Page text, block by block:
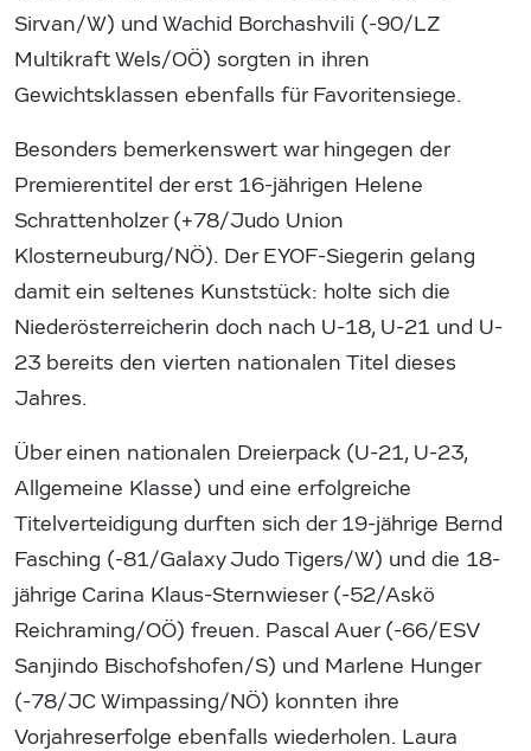
Sirvan/W) und Wachid Borchashvili (-90/LZ
Multikraft Wels/OÖ) sorgten in ihren
Gewichtsklassen ebenfalls für Favoritensiege.
Besonders bemerkenswert war hingegen der
Premierentitel der erst 16-jährigen Helene
Schrattenholzer (+78/Judo Union
Klosterneuburg/NÖ). Der EYOF-Siegerin gelang
damit ein seltenes Kunststück: holte sich die
Niederösterreicherin doch nach U-18, U-21 und U-
23 bereits den vierten nationalen Titel dieses
Jahres.
Über einen nationalen Dreierpack (U-21, U-23,
Allgemeine Klasse) und eine erfolgreiche
Titelverteidigung durften sich der 19-jährige Bernd
Fasching (-81/Galaxy Judo Tigers/W) und die 18-
jährige Carina Klaus-Sternwieser (-52/Askö
Reichraming/OÖ) freuen. Pascal Auer (-66/ESV
Sanjindo Bischofshofen/S) und Marlene Hunger
(-78/JC Wimpassing/NÖ) konnten ihre
Vorjahreserfolge ebenfalls wiederholen. Laura